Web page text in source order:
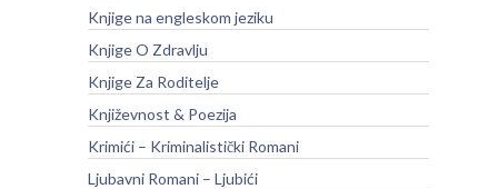
Knjige na engleskom jeziku
Knjige O Zdravlju
Knjige Za Roditelje
Književnost & Poezija
Krimići – Kriminalistički Romani
Ljubavni Romani – Ljubići